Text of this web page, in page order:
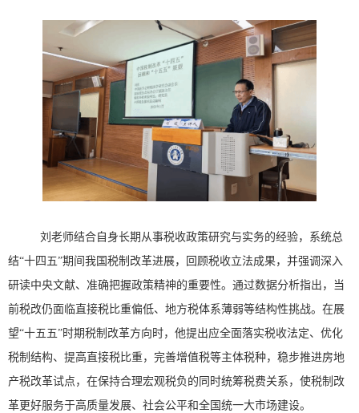
刘老师结合自身长期从事税收政策研究与实务的经验，系统总
结“十四五”期间我国税制改革进展，回顾税收立法成果，并强调深入
研读中央文献、准确把握政策精神的重要性。通过数据分析指出，当
前税改仍面临直接税比重偏低、地方税体系薄弱等结构性挑战。在展
望“十五五”时期税制改革方向时，他提出应全面落实税收法定、优化
税制结构、提高直接税比重，完善增值税等主体税种，稳步推进房地
产税改革试点，在保持合理宏观税负的同时统筹税费关系，使税制改
革更好服务于高质量发展、社会公平和全国统一大市场建设。